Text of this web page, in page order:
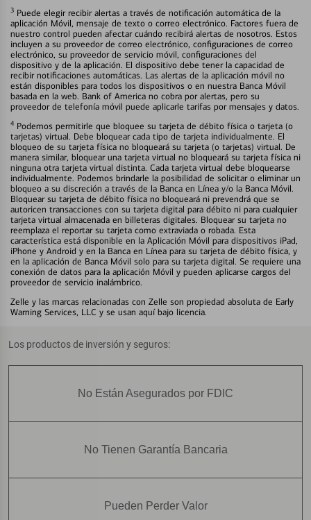
3 Puede elegir recibir alertas a través de notificación automática de la
aplicación Móvil, mensaje de texto o correo electrónico. Factores fuera de
nuestro control pueden afectar cuándo recibirá alertas de nosotros. Estos
incluyen a su proveedor de correo electrónico, configuraciones de correo
electrónico, su proveedor de servicio móvil, configuraciones del
dispositivo y de la aplicación. El dispositivo debe tener la capacidad de
recibir notificaciones automáticas. Las alertas de la aplicación móvil no
están disponibles para todos los dispositivos o en nuestra Banca Móvil
basada en la web. Bank of America no cobra por alertas, pero su
proveedor de telefonía móvil puede aplicarle tarifas por mensajes y datos.
4 Podemos permitirle que bloquee su tarjeta de débito física o tarjeta (o
tarjetas) virtual. Debe bloquear cada tipo de tarjeta individualmente. El
bloqueo de su tarjeta física no bloqueará su tarjeta (o tarjetas) virtual. De
manera similar, bloquear una tarjeta virtual no bloqueará su tarjeta física ni
ninguna otra tarjeta virtual distinta. Cada tarjeta virtual debe bloquearse
individualmente. Podemos brindarle la posibilidad de solicitar o eliminar un
bloqueo a su discreción a través de la Banca en Línea y/o la Banca Móvil.
Bloquear su tarjeta de débito física no bloqueará ni prevendrá que se
autoricen transacciones con su tarjeta digital para débito ni para cualquier
tarjeta virtual almacenada en billeteras digitales. Bloquear su tarjeta no
reemplaza el reportar su tarjeta como extraviada o robada. Esta
característica está disponible en la Aplicación Móvil para dispositivos iPad,
iPhone y Android y en la Banca en Línea para su tarjeta de débito física, y
en la aplicación de Banca Móvil solo para su tarjeta digital. Se requiere una
conexión de datos para la aplicación Móvil y pueden aplicarse cargos del
proveedor de servicio inalámbrico.
Zelle y las marcas relacionadas con Zelle son propiedad absoluta de Early
Warning Services, LLC y se usan aquí bajo licencia.
Los productos de inversión y seguros:
No Están Asegurados por FDIC
No Tienen Garantía Bancaria
Pueden Perder Valor